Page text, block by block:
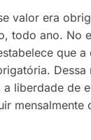
valor era
todo ano. No
que a
Dessa
liberdade de
mensalmente